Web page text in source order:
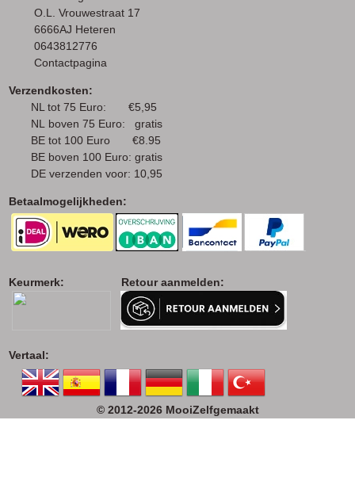
O.L. Vrouwestraat 17
6666AJ Heteren
0643812776
Contactpagina
Verzendkosten:
NL tot 75 Euro: €5,95
NL boven 75 Euro: gratis
BE tot 100 Euro €8.95
BE boven 100 Euro: gratis
DE verzenden voor: 10,95
Betaalmogelijkheden:
Keurmerk: Retour aanmelden:
Vertaal:
© 2012-2026 MooiZelfgemaakt